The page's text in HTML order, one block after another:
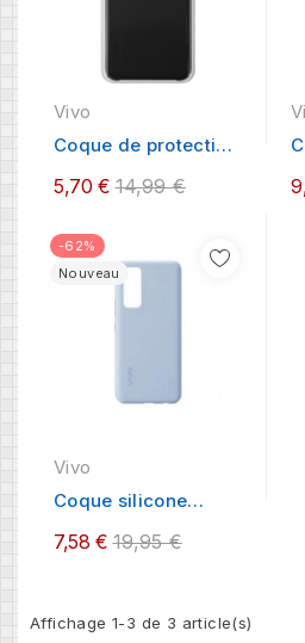
Vivo
Coque de protection
5,70 € Regular
14,99 €
-62%
Nouveau
Vivo
Coque silicone
Y70 /...
7,58 € Regular
19,95 €
Affichage 1-3 de 3 article(s)